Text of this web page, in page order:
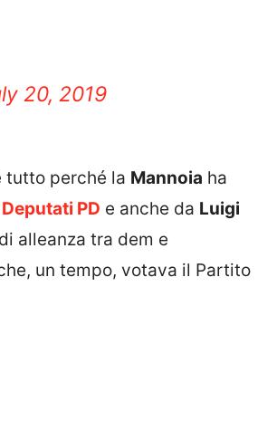
20, 2019
tutto perché la Mannoia
ha
Deputati PD e anche da Luigi
alleanza tra dem e
un tempo, votava il Partito